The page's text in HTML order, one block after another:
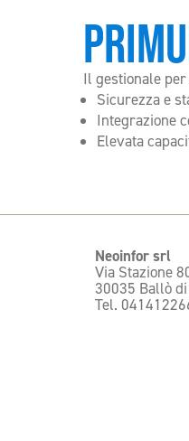
Il gestionale
Sicurezza e
Integrazione
Elevata
Neoinfor srl
Via Stazione
30035 Ballò
Tel.